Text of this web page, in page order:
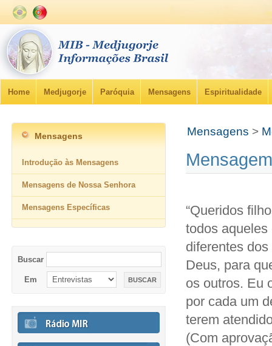
Home Medjugorje Paróquia Mensagens Espiritualidade
Mensagens >
“Queridos
todos
diferentes
Deus, para
os outros. Eu
por cada um
terem
(Com
Mensagens
Introdução às Mensagens
Mensagens de Nossa Senhora
Mensagens Específicas
Buscar
Em